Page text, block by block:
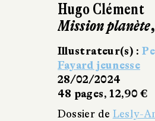
Hugo Clément
Mission
Illustrateur(s) :
Fayard jeunesse
28/02/2024
48 pages, 12,90 €
Dossier de Lesly-